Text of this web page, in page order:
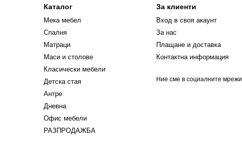
Каталог
Мека мебел
Спалня
Матраци
Маси и столове
Класически мебели
Детска стая
Антре
Дневна
Офис мебели
РАЗПРОДАЖБА
За клиенти
Вход в своя акаунт
За нас
Плащане и доставка
Контактна информация
Ние сме в социалните мрежи